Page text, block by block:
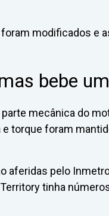
modificados e
bebe
mecânica do
torque foram
aferidas pelo
tinha